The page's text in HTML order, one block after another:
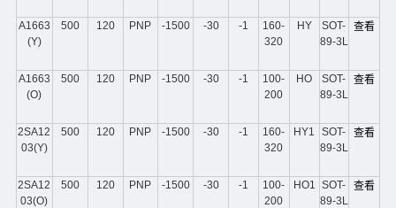
A1663
(Y)
500 120 PNP -1500 -30 -1
160-
320
HY
SOT-
89-3L
查看
A1663
(O)
500 120 PNP -1500 -30 -1
100-
200
HO
SOT-
89-3L
查看
2SA12
03(Y)
500 120 PNP -1500 -30 -1
160-
320
HY1
SOT-
89-3L
查看
2SA12
03(O)
500 120 PNP -1500 -30 -1
100-
200
HO1
SOT-
89-3L
查看